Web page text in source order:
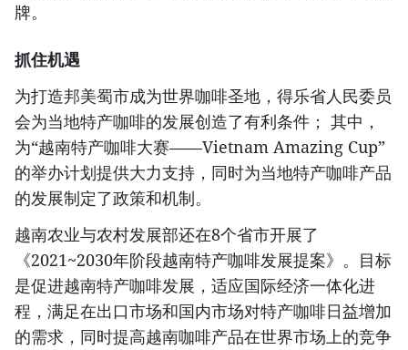
牌。
抓住机遇
为打造邦美蜀市成为世界咖啡圣地，得乐省人民委员
会为当地特产咖啡的发展创造了有利条件； 其中，
为“越南特产咖啡大赛——Vietnam Amazing Cup”
的举办计划提供大力支持，同时为当地特产咖啡产品
的发展制定了政策和机制。
越南农业与农村发展部还在8个省市开展了
《2021~2030年阶段越南特产咖啡发展提案》。目标
是促进越南特产咖啡发展，适应国际经济一体化进
程，满足在出口市场和国内市场对特产咖啡日益增加
的需求，同时提高越南咖啡产品在世界市场上的竞争